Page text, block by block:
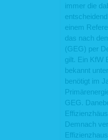
immer die
einem
das nach
(GEG) per
gilt. Ein KfW
bekannt
benötigt im
GEG.
Demnach